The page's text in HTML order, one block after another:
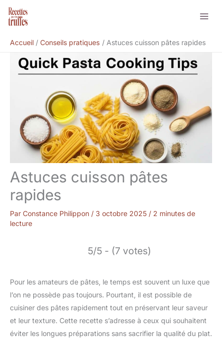
Aller
Accueil
Conseils pratiques Astuces cuisson pâtes rapides
Astuces cuisson pâtes
rapides
Par Constance Philippon / 3 octobre 2025 / 2 minutes de
lecture
5/5 - (7 votes)
Pour les amateurs de pâtes, le temps est souvent un luxe que
l’on ne possède pas toujours. Pourtant, il est possible de
cuisiner des pâtes rapidement tout en préservant leur saveur
et leur texture. Cette recette s’adresse à ceux qui souhaitent
éviter les longues préparations sans sacrifier la qualité du plat.
Rechercher